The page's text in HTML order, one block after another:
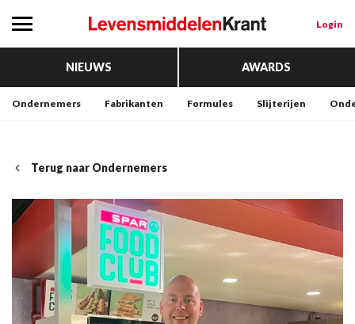
Login
NIEUWS AWARDS
Ondernemers Fabrikanten Formules Slijterijen
Terug naar Ondernemers